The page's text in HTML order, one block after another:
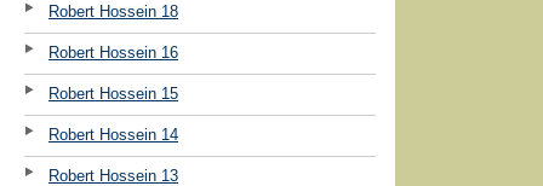
Robert Hossein 18
Robert Hossein 16
Robert Hossein 15
Robert Hossein 14
Robert Hossein 13